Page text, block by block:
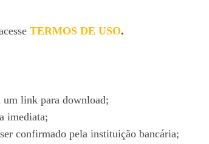
TERMOS DE USO.
um link para download;
imediata;
confirmado pela instituição bancária;